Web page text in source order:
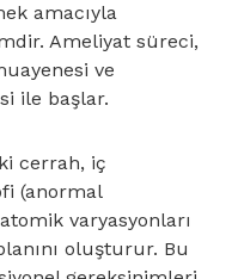
amacıyla
Ameliyat süreci,
ve
ile başlar.
cerrah, iç
(anormal
varyasyonları
oluşturur. Bu